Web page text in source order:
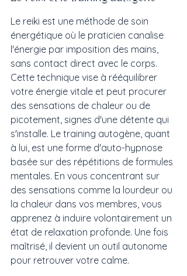
Le reiki est une méthode de soin
énergétique où le praticien canalise
l'énergie par imposition des mains,
sans contact direct avec le corps.
Cette technique vise à rééquilibrer
votre énergie vitale et peut procurer
des sensations de chaleur ou de
picotement, signes d'une détente qui
s'installe. Le training autogène, quant
à lui, est une forme d'auto-hypnose
basée sur des répétitions de formules
mentales. En vous concentrant sur
des sensations comme la lourdeur ou
la chaleur dans vos membres, vous
apprenez à induire volontairement un
état de relaxation profonde. Une fois
maîtrisé, il devient un outil autonome
pour retrouver votre calme.